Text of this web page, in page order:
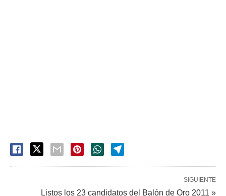
SIGUIENTE
Listos los 23 candidatos del Balón de Oro 2011 »